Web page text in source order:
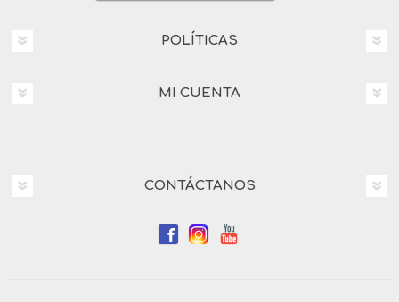
POLÍTICAS
MI CUENTA
CONTÁCTANOS